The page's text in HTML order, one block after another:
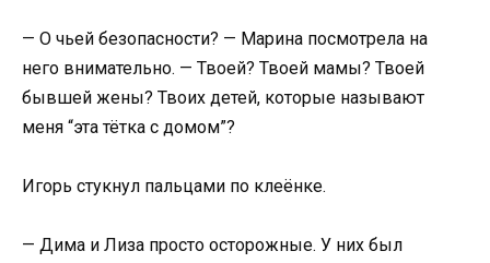
— О чьей безопасности? — Марина посмотрела на
него внимательно. — Твоей? Твоей мамы? Твоей
бывшей жены? Твоих детей, которые называют
меня “эта тётка с домом”?
Игорь стукнул пальцами по клеёнке.
— Дима и Лиза просто осторожные. У них был